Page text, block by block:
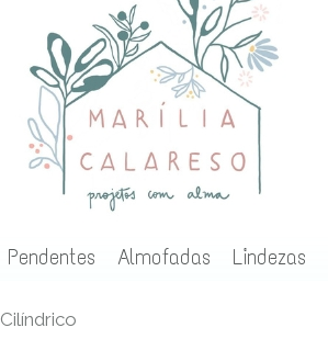
Pendentes Almofadas Lindezas
Cilíndrico